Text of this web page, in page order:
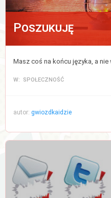
Poszukuję
W: SPOŁECZNOŚĆ
autor: gwiozdkaidzie